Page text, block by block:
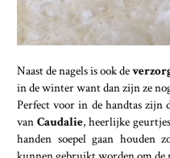
Naast de nagels is ook de
in de winter want dan zijn ze
Perfect voor in de handtas zijn
van Caudalie, heerlijke
handen soepel gaan houden